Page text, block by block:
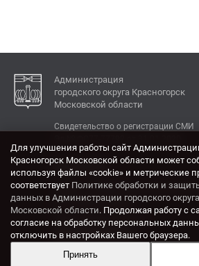
Администрация
городского округа Красногорск
Московской области
Свидетельство о регистрации СМИ
КОНТАКТЫ
Адрес: 143404, Московская
ул. Ленина, дом 4.
Электронная почта:
krasrn@mosreg.ru
Разработка и поддержка сайта ADN
Для улучшения работы сайт
Красногорск Московской области может
используя файлы «cookie» и метрические
соответствует Политике обработки и
данных в Администрации городского
Московской области. Продолжая работу с
согласие на обработку персональных
отключить в настройках Вашего браузера.
Принять